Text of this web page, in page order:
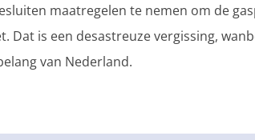
maatregelen te nemen om de
Dat is een desastreuze vergissing,
van Nederland.